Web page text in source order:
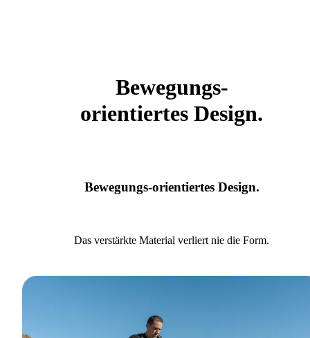
Bewegungs-
orientiertes Design.
Bewegungs-orientiertes Design.
Das verstärkte Material verliert nie die Form.